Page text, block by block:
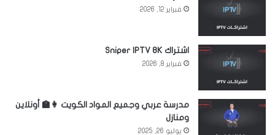
فبراير 12, 2026
اشتراك Sniper IPTV 8K
فبراير 8, 2026
مدرسة عربي وجميع المواد الكويت 👩‍🏫 أونلاين
ومنازل
يوليو 26, 2025